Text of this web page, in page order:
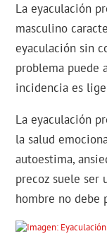
La eyaculación
masculino
eyaculación sin
problema puede
incidencia es
La eyaculación
la salud
autoestima,
precoz suele ser
hombre no debe